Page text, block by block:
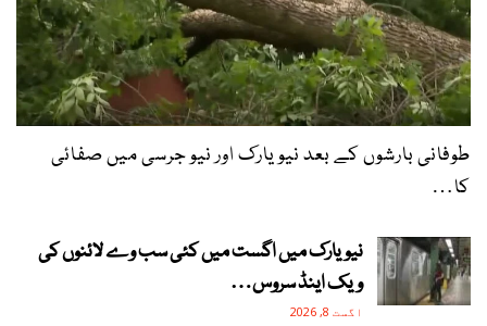
طوفانی بارشوں کے بعد نیویارک اور نیو جرسی میں صفائی
کا…
نیویارک میں اگست میں کئی سب وے لائنوں کی
ویک اینڈ سروس…
اگست 8, 2026